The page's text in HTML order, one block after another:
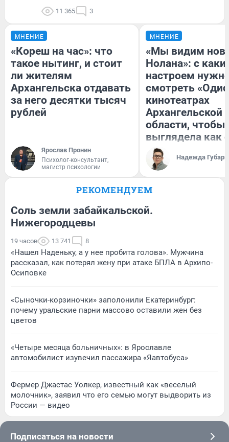
11 365 3
МНЕНИЕ
«Кореш на час»: что
такое нытинг, и стоит
ли жителям
Архангельска отдавать
за него десятки тысяч
рублей
Ярослав Пронин
Психолог-консультант,
магистр психологии
МНЕНИЕ
«Мы видим
Нолана»: с
настроем
смотреть
кинотеатрах
Архангельской
области, чтобы
выглядела как
Надежда Губарь
РЕКОМЕНДУЕМ
Соль земли забайкальской.
Нижегородцевы
19 часов 13 741 8
«Нашел Наденьку, а у нее пробита голова». Мужчина
рассказал, как потерял жену при атаке БПЛА в Архипо-
Осиповке
«Сыночки-корзиночки» заполонили Екатеринбург:
почему уральские парни массово оставили жен без
цветов
«Четыре месяца больничных»: в Ярославле
автомобилист изувечил пассажира «Яавтобуса»
Фермер Джастас Уолкер, известный как «веселый
молочник», заявил что его семью могут выдворить из
России — видео
Подписаться на новости